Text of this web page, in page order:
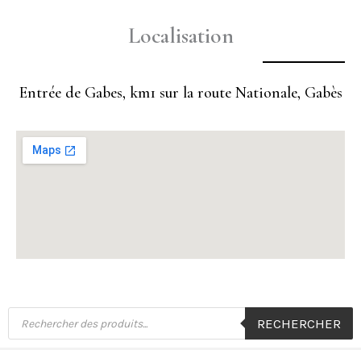
Localisation
Entrée de Gabes, km1 sur la route Nationale, Gabès
Recherche
de
produits
RECHERCHER